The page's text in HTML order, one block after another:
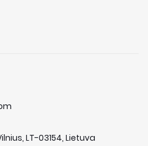
LT-03154, Lietuva